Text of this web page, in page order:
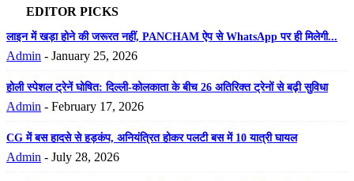
EDITOR PICKS
लाइन में खड़ा होने की जरूरत नहीं, PANCHAM ऐप से WhatsApp पर ही मिलेगी...
Admin - January 25, 2026
होली स्पेशल ट्रेनें घोषित: दिल्ली-कोलकाता के बीच 26 अतिरिक्त ट्रेनों से बढ़ी सुविधा
Admin - February 17, 2026
CG में बस हादसे से हड़कंप, अनियंत्रित होकर पलटी बस में 10 यात्री घायल
Admin - July 28, 2026